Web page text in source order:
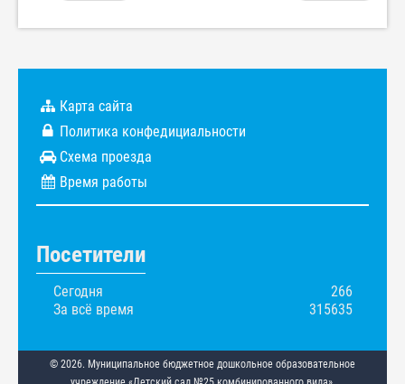
Карта сайта
Политика конфедициальности
Схема проезда
Время работы
Посетители
Сегодня
266
За всё время
315635
© 2026. Муниципальное бюджетное дошкольное образовательное